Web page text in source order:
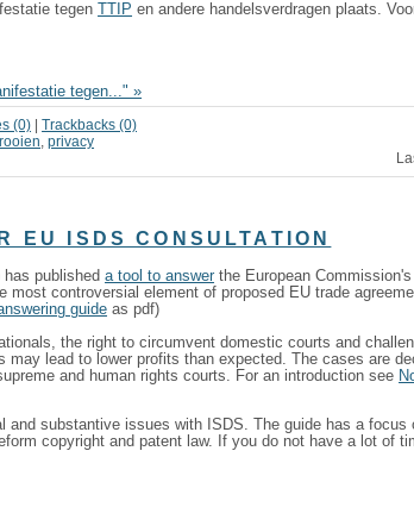
tegen TTIP en andere handelsverdragen plaats.
tegen..." »
(0) |Trackbacks (0)
,privacy
EU ISDS CONSULTATION
has publisheda tool to answer the European
most controversial element of proposed EU trade
guide as pdf)
the right to circumvent domestic courts and
lead to lower profits than expected. The cases are
and human rights courts. For an introduction see
and substantive issues with ISDS. The guide has a focus
copyright and patent law. If you do not have a lot of